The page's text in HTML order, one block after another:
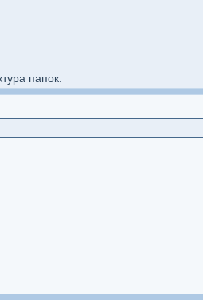
папок.